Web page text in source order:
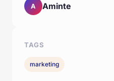
A Aminte
TAGS
marketing